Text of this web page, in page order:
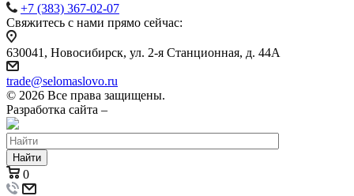
+7 (383) 367-02-07
Свяжитесь с нами прямо сейчас:
630041, Новосибирск, ул. 2-я Станционная, д. 44А
trade@selomaslovo.ru
© 2026 Все права защищены.
Разработка сайта –
Найти
0